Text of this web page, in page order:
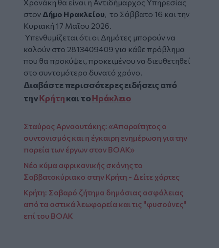
Χρονάκη θα είναι η Αντιδήμαρχος Υπηρεσίας
στον Δήμο Ηρακλείου, το Σάββατο 16 και την
Κυριακή 17 Μαΐου 2026.
Υπενθυμίζεται ότι οι Δημότες μπορούν να
καλούν στο 2813409409 για κάθε πρόβλημα
που θα προκύψει, προκειμένου να διευθετηθεί
στο συντομότερο δυνατό χρόνο.
Διαβάστε περισσότερες ειδήσεις από
τηνΚρήτηκαι τοΗράκλειο
Σταύρος Αρναουτάκης: «Απαραίτητος ο
συντονισμός και η έγκαιρη ενημέρωση για την
πορεία των έργων στον ΒΟΑΚ»
Νέο κύμα αφρικανικής σκόνης το
Σαββατοκύριακο στην Κρήτη - Δείτε χάρτες
Κρήτη: Σοβαρό ζήτημα δημόσιας ασφάλειας
από τα αστικά λεωφορεία και τις "φυσούνες"
επί του ΒΟΑΚ